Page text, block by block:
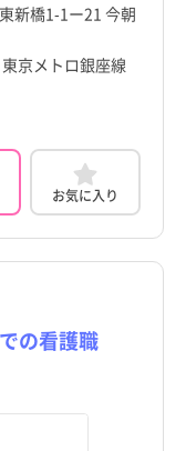
新橋1-1ー21 今朝
京メトロ銀座線
お気に入り
の看護職